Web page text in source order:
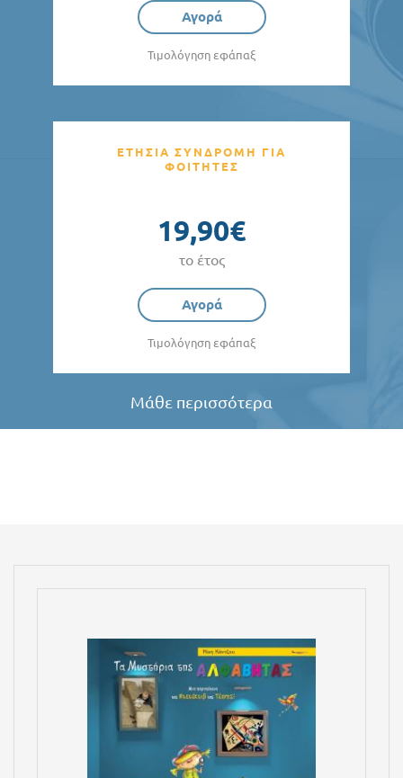
Αγορά
Τιμολόγηση εφάπαξ
ΕΤΗΣΙΑ ΣΥΝΔΡΟΜΗ ΓΙΑ
ΦΟΙΤΗΤΕΣ
19,90€
το έτος
Αγορά
Τιμολόγηση εφάπαξ
Μάθε περισσότερα